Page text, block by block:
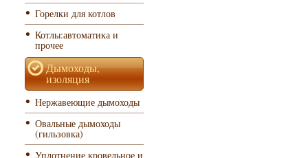
Горелки для котлов
Котлы:автоматика и
прочее
Дымоходы,
изоляция
Нержавеющие дымоходы
Овальные дымоходы
(гильзовка)
Уплотнение кровельное и